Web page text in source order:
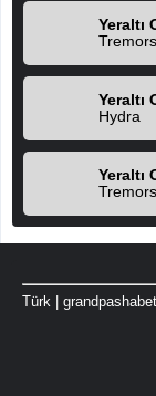
Yeraltı
Yeraltı
Hydra
Yeraltı
Türk | grandpashabet